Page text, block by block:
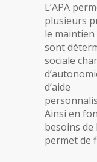
L’APA
plusieurs
le maintien
sont
sociale
d’aide
Ainsi en
besoins de
permet de